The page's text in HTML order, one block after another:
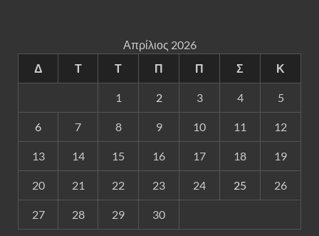
Απρίλιος 2026
Δ
Τ Τ Π Π Σ Κ
1 2 3 4 5
6 7 8 9 10 11 12
13 14 15 16 17 18 19
20 21 22 23 24 25 26
27 28 29 30